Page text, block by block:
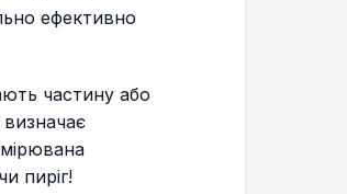
ефективно
частину або
визначає
пиріг!